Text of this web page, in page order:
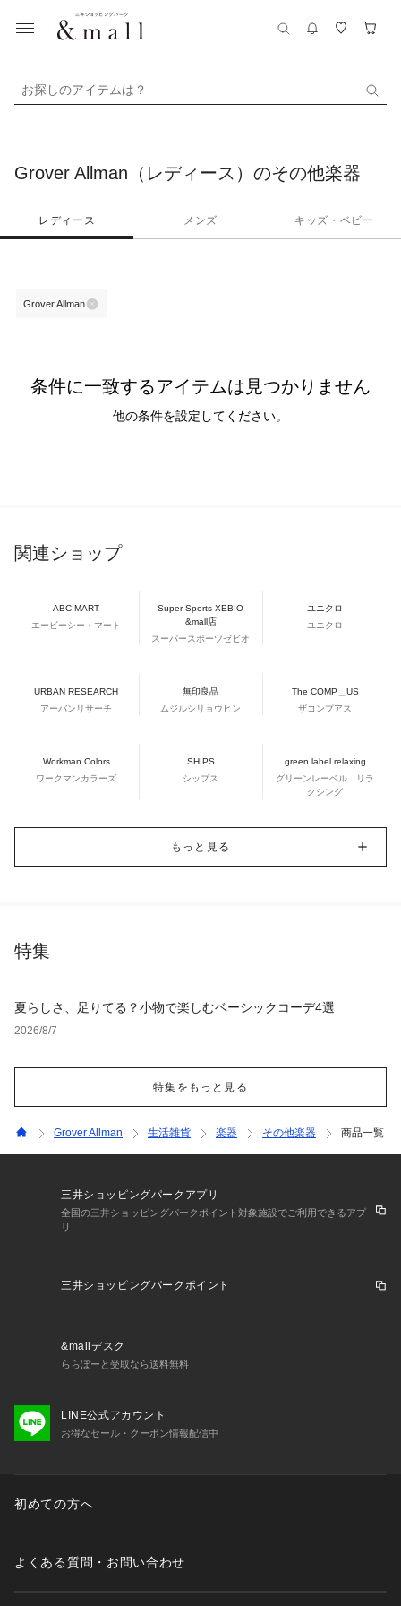
お探しのアイテムは？
Grover Allman（レディース）のその他楽器
レディース メンズ キッズ・ベビー
Grover Allman
条件に一致するアイテムは見つかりません
他の条件を設定してください。
関連ショップ
ABC-MART
エービーシー・マート
Super Sports XEBIO
&mall店
スーパースポーツゼビオ
ユニクロ
ユニクロ
URBAN RESEARCH
アーバンリサーチ
無印良品
ムジルシリョウヒン
The COMP＿US
ザコンプアス
Workman Colors
ワークマンカラーズ
SHIPS
シップス
green label relaxing
グリーンレーベル リラ
クシング
もっと見る
特集
夏らしさ、足りてる？小物で楽しむベーシックコーデ4選
2026/8/7
特集をもっと見る
Grover Allman 生活雑貨 楽器 その他楽器 商品一覧
三井ショッピングパークアプリ
全国の三井ショッピングパークポイント対象施設でご利用できるアプ
リ
三井ショッピングパークポイント
&mallデスク
ららぽーと受取なら送料無料
LINE公式アカウント
お得なセール・クーポン情報配信中
初めての方へ
よくある質問・お問い合わせ